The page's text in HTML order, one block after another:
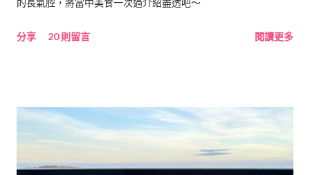
分享 20 則留言 閱讀更多